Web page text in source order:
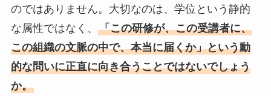
のではありません。大切なのは、学位という静的
な属性ではなく、 「この研修が、この受講者に、
この組織の文脈の中で、本当に届くか」という動
的な問いに正直に向き合うことではないでしょう
か。